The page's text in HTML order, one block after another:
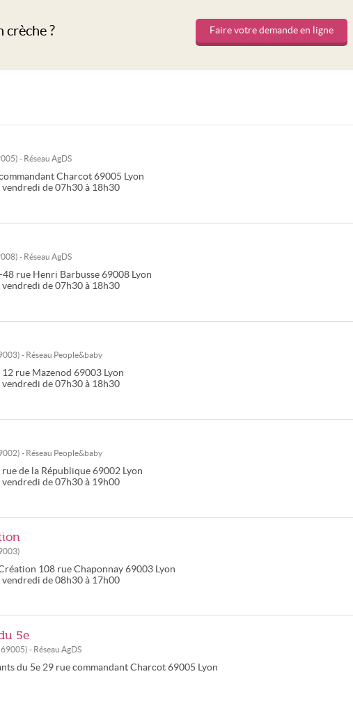
crèche ? Faire votre demande en ligne
) - Réseau AgDS
Charcot69005 Lyon
de 07h30 à 18h30
) - Réseau AgDS
48 rue Henri Barbusse 69008 Lyon
de 07h30 à 18h30
) - Réseau People&baby
12 rue Mazenod 69003 Lyon
de 07h30 à 18h30
) - Réseau People&baby
rue de la République69002 Lyon
de 07h30 à 19h00
)
108 rue Chaponnay 69003 Lyon
de 08h30 à 17h00
5e
69005) - Réseau AgDS
du 5e29 rue commandant Charcot 69005 Lyon